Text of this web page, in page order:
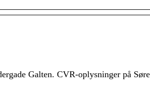
Galten. CVR-oplysninger på